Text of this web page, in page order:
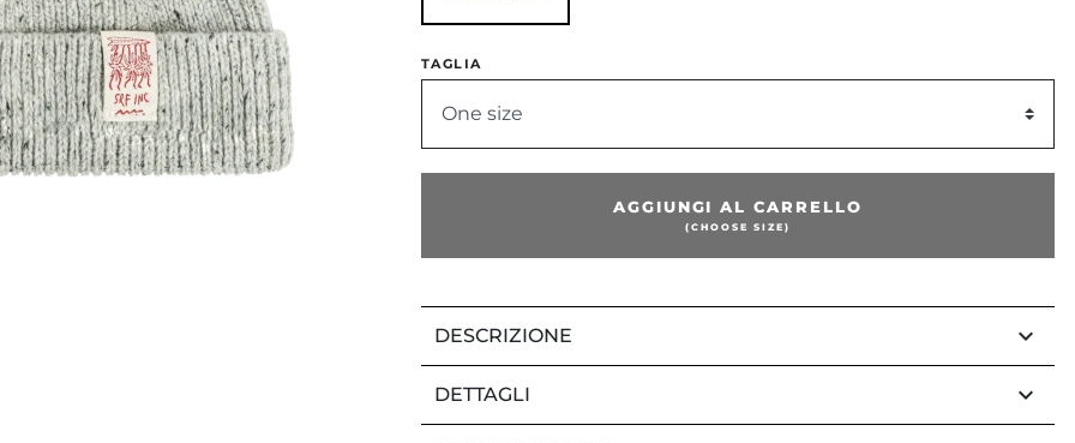
TAGLIA
One size
AGGIUNGI AL CARRELLO
(CHOOSE SIZE)
DESCRIZIONE keyboard_arrow_down
DETTAGLI keyboard_arrow_down